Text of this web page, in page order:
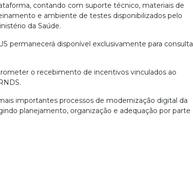
contando com suporte técnico, materiais de
e ambiente de testes disponibilizados pelo
da Saúde.
permanecerá disponível exclusivamente para consulta
o recebimento de incentivos vinculados ao
importantes processos de modernização digital da
planejamento, organização e adequação por parte